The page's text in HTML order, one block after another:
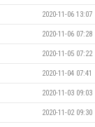
2020-11-06 13:07
2020-11-06 07:28
2020-11-05 07:22
2020-11-04 07:41
2020-11-03 09:03
2020-11-02 09:30